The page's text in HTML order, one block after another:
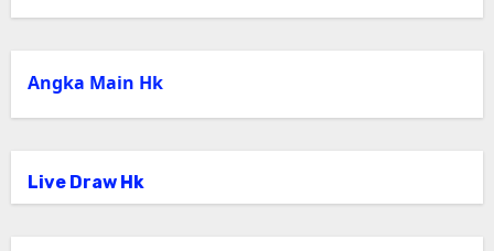
Angka Main Hk
Live Draw Hk